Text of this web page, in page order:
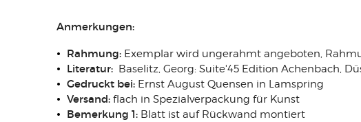
Anmerkungen:
Rahmung: Exemplar wird ungerahmt angeboten,
Literatur: Baselitz, Georg: Suite'45 Edition Achenbach,
Gedruckt bei: Ernst August Quensen in Lamspring
Versand: flach in Spezialverpackung für Kunst
Bemerkung 1: Blatt ist auf Rückwand montiert